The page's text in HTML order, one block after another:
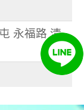
永福路 清